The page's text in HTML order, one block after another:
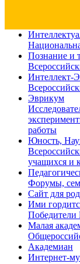
Познание и
Интеллект-
Эврикум
работы
Юность,
учащихся и
Форумы,
Сайт для
Ими
Малая
Академиан
Интернет-